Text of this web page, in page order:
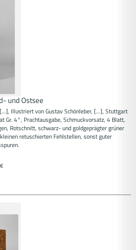
und Ostsee
Illustriert von Gustav Schönleber, [...], Stuttgart
Gr. 4°, Prachtausgabe, Schmuckvorsatz, 4 Blatt,
Rotschnitt, schwarz- und goldgeprägter grüner
retuschierten Fehlstellen, sonst guter